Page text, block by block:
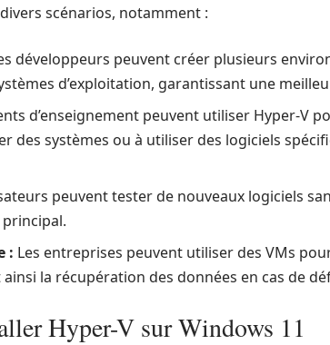
scénarios, notamment :
développeurs peuvent créer plusieurs
d’exploitation, garantissant une
d’enseignement peuvent utiliser Hyper-V
des systèmes ou à utiliser des logiciels
peuvent tester de nouveaux logiciels
: Les entreprises peuvent utiliser des VMs
la récupération des données en cas de
Hyper-V sur Windows 11